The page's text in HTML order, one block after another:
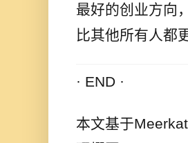
最好的创业方向
比其他所有人都
· END ·
本文基于